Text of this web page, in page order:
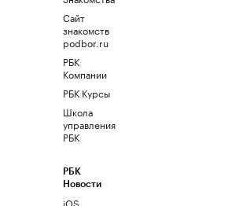
Сайт
знакомств
podbor.ru
РБК
Компании
РБК Курсы
Школа
управления
РБК
РБК
Новости
iOS